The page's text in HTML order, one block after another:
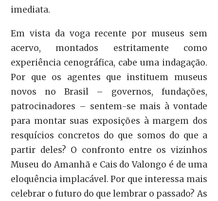
imediata.
Em vista da voga recente por museus sem
acervo, montados estritamente como
experiência cenográfica, cabe uma indagação.
Por que os agentes que instituem museus
novos no Brasil – governos, fundações,
patrocinadores – sentem-se mais à vontade
para montar suas exposições à margem dos
resquícios concretos do que somos do que a
partir deles? O confronto entre os vizinhos
Museu do Amanhã e Cais do Valongo é de uma
eloquência implacável. Por que interessa mais
celebrar o futuro do que lembrar o passado? As